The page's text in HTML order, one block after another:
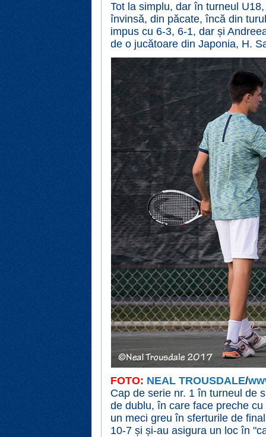
Tot la simplu, dar în turneul
învinsă, din păcate, încă din
impus cu 6-3, 6-1, dar și
de o jucătoare din Japonia, H.
FOTO: NEAL TROUSDALE/
Cap de serie nr. 1 în turneul de
de dublu, în care face preche
un meci greu în sferturile de
10-7 și și-au asigura un loc în